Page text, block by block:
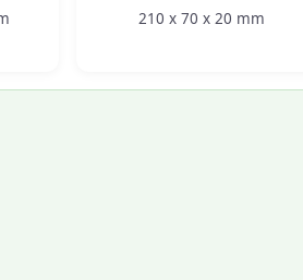
210 x 70 x 20 mm